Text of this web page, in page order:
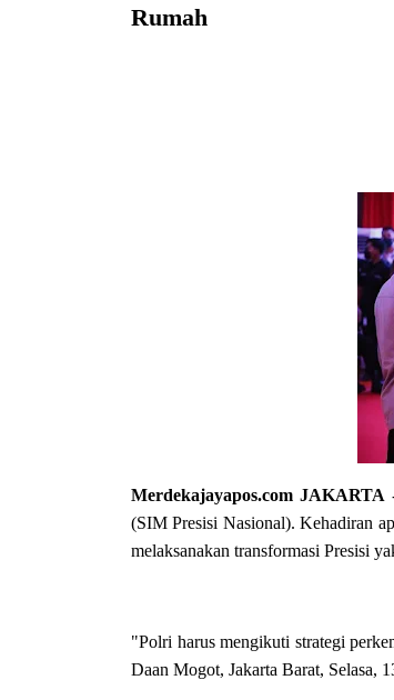
Rumah
Merdekajayapos.com JAKARTA
(SIM Presisi Nasional). Kehadiran
melaksanakan transformasi Presisi
"Polri harus mengikuti strategi
Daan Mogot, Jakarta Barat, Selasa,